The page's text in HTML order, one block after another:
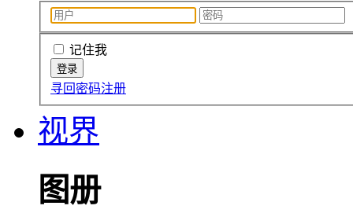
记住我
寻回密码注册
视界
图册